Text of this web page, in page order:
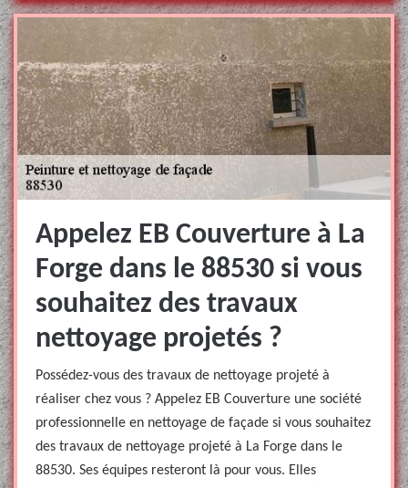
Appelez EB Couverture à La
Forge dans le 88530 si vous
souhaitez des travaux
nettoyage projetés ?
Possédez-vous des travaux de nettoyage projeté à
réaliser chez vous ? Appelez EB Couverture une société
professionnelle en nettoyage de façade si vous souhaitez
des travaux de nettoyage projeté à La Forge dans le
88530. Ses équipes resteront là pour vous. Elles